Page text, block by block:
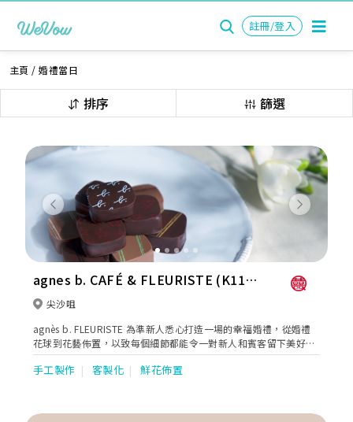
註冊/登入
主頁 /婚禮當日
排序 篩選
Previous Next
agnes b. CAFÉ & FLEURISTE (K11
Musea)
尖沙咀
agnès b. FLEURISTE 為準新人悉心打造一場的幸福婚禮，從婚禮
花球到花藝佈置，以致每個細節都能令一對新人和賓客留下美好而
深刻的甜蜜回憶。不論新人主張簡約或是華麗的婚禮，花藝佈置有
著魔法般的力量，能把平平無奇的場地變成夢寐以求的婚禮。
手工製作 客製化 鮮花佈置